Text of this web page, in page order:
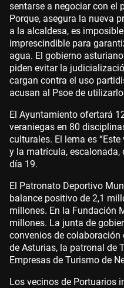
sentarse a negociar con el
Porque, asegura la nueva
a la alcaldesa, es
imprescindible para
agua. El gobierno
piden evitar la
cargan contra el uso
acusan al Psoe de
El Ayuntamiento ofertará
veraniegas en 80
culturales. El lema es
y la matrícula, escalonada,
día 19.
El Patronato Deportivo
balance positivo de 2,1
millones. En la Fundación
millones. La junta de
convenios de
de Asturias, la patronal de
Empresas de Turismo de
Los vecinos de Portuarios